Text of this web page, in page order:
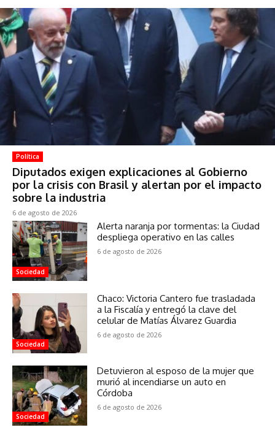
Política
Diputados exigen explicaciones al Gobierno
por la crisis con Brasil y alertan por el impacto
sobre la industria
6 de agosto de 2026
Sociedad
Alerta naranja por tormentas: la Ciudad
despliega operativo en las calles
6 de agosto de 2026
Sociedad
Chaco: Victoria Cantero fue trasladada
a la Fiscalía y entregó la clave del
celular de Matías Álvarez Guardia
6 de agosto de 2026
Sociedad
Detuvieron al esposo de la mujer que
murió al incendiarse un auto en
Córdoba
6 de agosto de 2026